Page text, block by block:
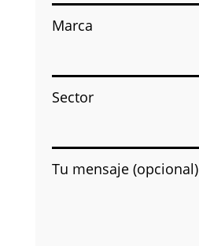
Marca
Sector
Tu mensaje (opcional)